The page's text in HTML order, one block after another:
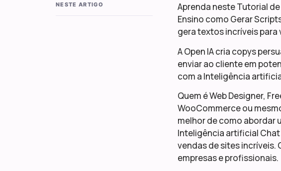
NESTE ARTIGO
Aprenda neste Tutorial
Ensino como Gerar
gera textos incríveis
A Open IA cria copys
enviar ao cliente em
com a Inteligência
Quem é Web Designer,
WooCommerce ou
melhor de como abordar
Inteligência artificial Chat
vendas de sites incríveis.
empresas e profissionais.